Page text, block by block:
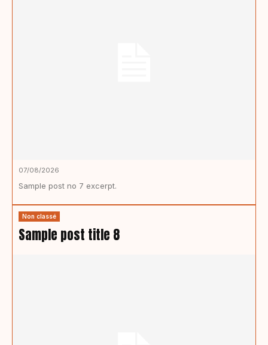
07/08/2026
Sample post no 7 excerpt.
Non classé
Sample post title 8